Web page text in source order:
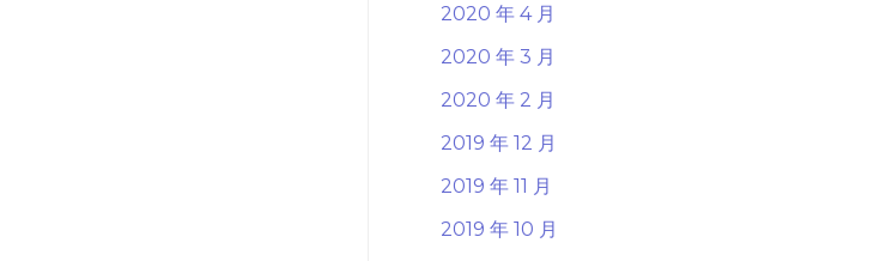
2020 年 4 月
2020 年 3 月
2020 年 2 月
2019 年 12 月
2019 年 11 月
2019 年 10 月